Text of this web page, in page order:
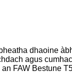
dhaoine
agus
FAW Bestune